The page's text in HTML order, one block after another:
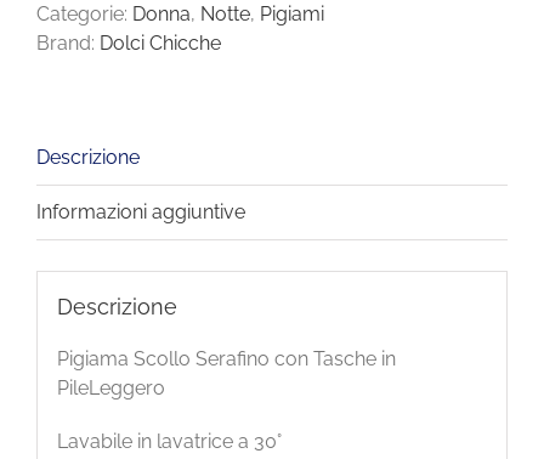
Categorie: Donna, Notte, Pigiami
Brand: Dolci Chicche
Descrizione
Informazioni aggiuntive
Descrizione
Pigiama Scollo Serafino con Tasche in
PileLeggero
Lavabile in lavatrice a 30°